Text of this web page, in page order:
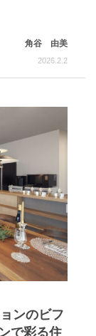
角谷 由美
2026.2.2
ンのビフ
で彩る住